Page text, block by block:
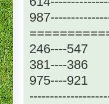
246----547
381----386
975----921